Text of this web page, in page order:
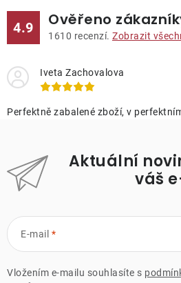
4.9 Ověřeno
1610 recenzí. Zobrazit
Iveta Zachovalova
Perfektně zabalené zboží, v
Aktuální
váš
E-mail
Vložením e-mailu souhlasíte s